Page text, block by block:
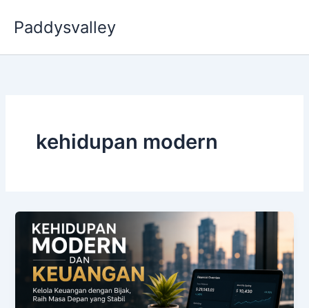
Paddysvalley
kehidupan modern